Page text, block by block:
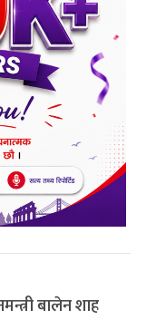
बालेन शाह